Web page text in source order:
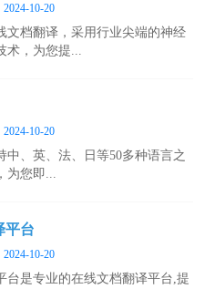
2024-10-20
文档翻译，采用行业尖端的神经
术，为您提...
2024-10-20
中、英、法、日等50多种语言之
为您即...
平台
2024-10-20
台是专业的在线文档翻译平台,提